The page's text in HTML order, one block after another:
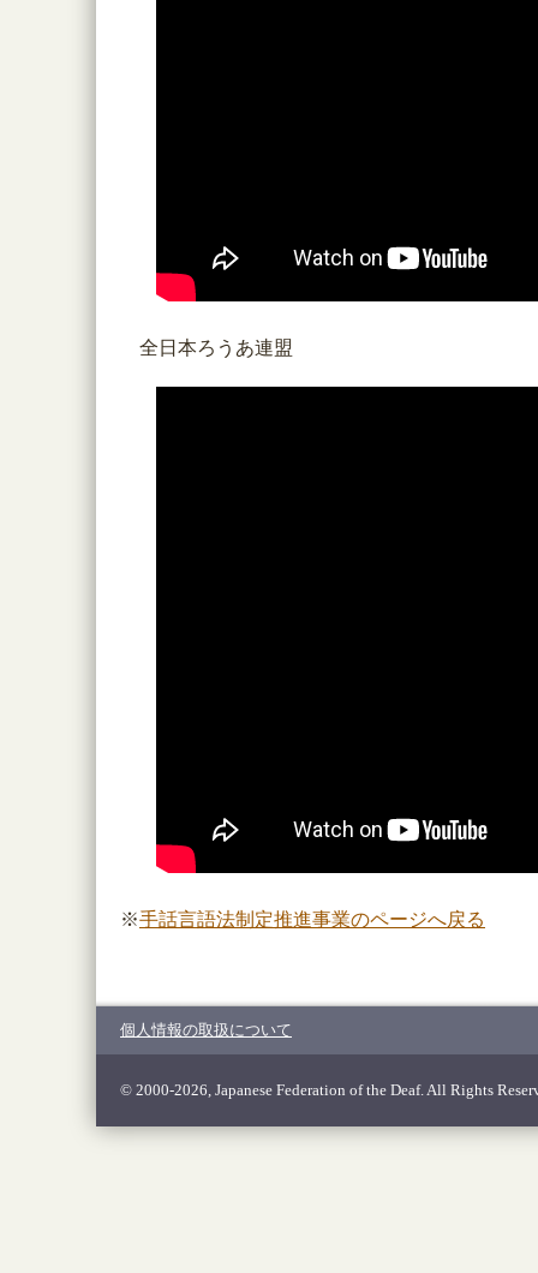
全日本ろうあ連盟
※手話言語法制定推進事業のページへ戻る
個人情報の取扱について
© 2000-2026, Japanese Federation of the Deaf. All Rights